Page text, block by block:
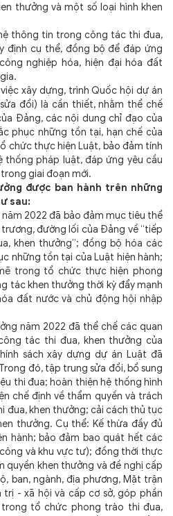
thưởng và một số loại hình khen
thông tin trong công tác thi đua,
định cụ thể, đồng bộ để đáp ứng
nghiệp hóa, hiện đại hóa đất
xây dựng, trình Quốc hội dự án
đổi) là cần thiết, nhằm thể chế
Đảng, các nội dung chỉ đạo của
phục những tồn tại, hạn chế của
chức thực hiện Luật, bảo đảm tính
thống pháp luật, đáp ứng yêu cầu
giai đoạn mới.
được ban hành trên những
sau:
2022 đã bảo đảm mục tiêu thể
đường lối của Đảng về “tiếp
khen thưởng”; đồng bộ hóa các
những tồn tại của Luật hiện hành;
trong tổ chức thực hiện phong
tác khen thưởng thời kỳ đẩy mạnh
đất nước và chủ động hội nhập
năm 2022 đã thể chế các quan
tác thi đua, khen thưởng của
sách xây dựng dự án Luật đã
đó, tập trung sửa đổi, bổ sung
thi đua; hoàn thiện hệ thống hình
chế định về thẩm quyền và trách
đua, khen thưởng; cải cách thủ tục
thưởng. Cụ thể: Kế thừa đầy đủ
hành; bảo đảm bao quát hết các
và khu vực tư); đồng thời thực
quyền khen thưởng và đề nghị cấp
ban, ngành, địa phương, Mặt trận
- xã hội và cấp cơ sở, góp phần
tổ chức phong trào thi đua,